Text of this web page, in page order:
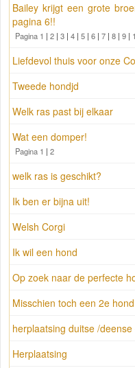
Bailey krijgt een grote
pagina 6!!
Pagina 1 | 2 | 3 | 4 | 5 | 6 | 7 | 8 | 9 |
Liefdevol thuis voor onze
Tweede hondjd
Welk ras past bij elkaar
Wat een domper!
Pagina 1 | 2
welk ras is geschikt?
Ik ben er bijna uit!
Welsh Corgi
Ik wil een hond
Op zoek naar de perfecte
Misschien toch een 2e
herplaatsing duitse /deense
Herplaatsing